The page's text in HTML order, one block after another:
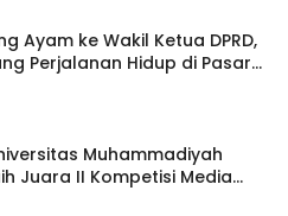
Ayam ke Wakil Ketua DPRD,
Perjalanan Hidup di Pasar
Muhammadiyah
Juara II Kompetisi Media
Digital Tingkat Internasional